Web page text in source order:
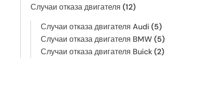
Случаи отказа двигателя (12)
Случаи отказа двигателя Audi (5)
Случаи отказа двигателя BMW(5)
Случаи отказа двигателя Buick(2)